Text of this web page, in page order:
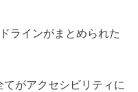
ラインがまとめられた
てがアクセシビリティに